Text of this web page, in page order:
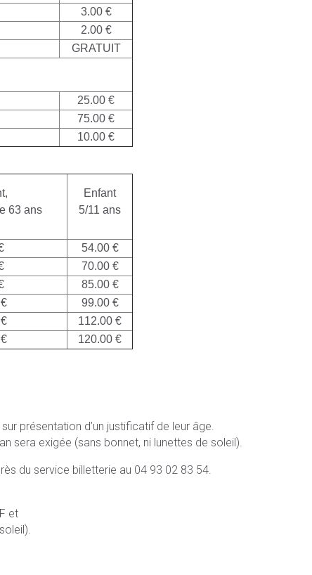
3.00 €
2.00 €
GRATUIT
25.00 €
75.00 €
10.00 €
63 ans
Enfant
5/11 ans
54.00 €
70.00 €
85.00 €
99.00 €
112.00 €
120.00 €
présentation d’un justificatif de leur âge.
sera exigée (sans bonnet, ni lunettes de soleil).
du service billetterie au 04 93 02 83 54.
et